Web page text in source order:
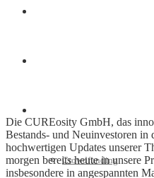
Crowdfunding
Die CUREosity GmbH, das
Bestands- und Neuinvestoren in
hochwertigen Updates unserer
morgen bereits heute in unsere
insbesondere in angespannten